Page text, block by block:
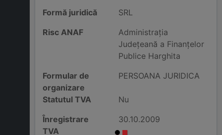
Formă juridică
SRL
Risc ANAF
Administraţia
Judeţeană a Finanţelor
Publice Harghita
Formular de
organizare
PERSOANA JURIDICA
Statutul TVA
Nu
Înregistrare
TVA
30.10.2009